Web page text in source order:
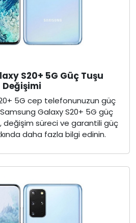
S20+ 5G Güç Tuşu
Değişimi
5G cep telefonunuzun güç
Galaxy S20+ 5G güç
değişim süreci ve garantili güç
daha fazla bilgi edinin.